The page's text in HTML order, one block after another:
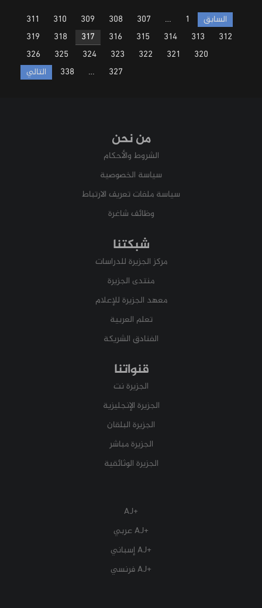
Posts
pagination
السابق 1
…
307
308
309
310
311
312
313
314
315
316
317
318
319
320
321
322
323
324
325
326
327
…
338 التالي
من نحن
الشروط والأحكام
سياسة الخصوصية
سياسة ملفات تعريف الارتباط
وظائف شاغرة
شبكتنا
مركز الجزيرة للدراسات
منتدى الجزيرة
معهد الجزيرة للإعلام
تعلم العربية
الفنادق الشريكة
قنواتنا
الجزيرة نت
الجزيرة الإنجليزية
الجزيرة البلقان
الجزيرة مباشر
الجزيرة الوثائقية
+AJ
+AJ عربي
+AJ إسباني
+AJ فرنسي